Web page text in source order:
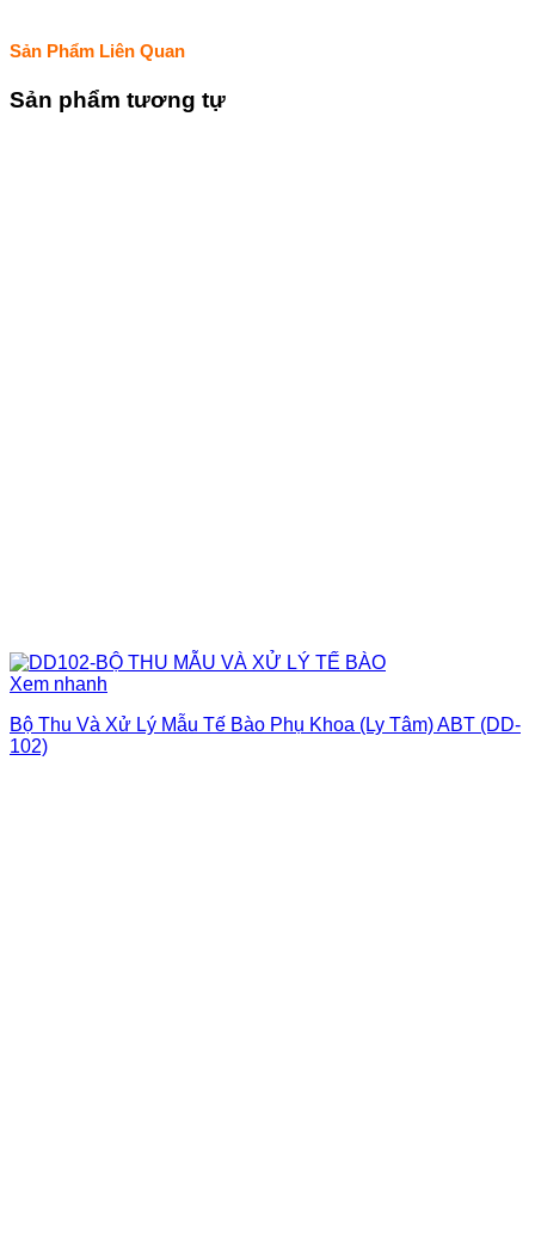
Sản Phẩm Liên Quan
Sản phẩm tương tự
Xem nhanh
Bộ Thu Và Xử Lý Mẫu Tế Bào Phụ Khoa (Ly Tâm) ABT (DD-
102)